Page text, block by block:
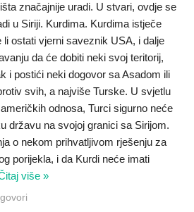
značajnije uradi. U stvari, ovdje se
u Siriji. Kurdima. Kurdima istječe
ostati vjerni saveznik USA, i dalje
da će dobiti neki svoj teritorij,
i postići neki dogovor sa Asadom ili
svih, a najviše Turske. U svjetlu
odnosa, Turci sigurno neće
državu na svojoj granici sa Sirijom.
o nekom prihvatljivom rješenju za
porijekla, i da Kurdi neće imati
više »